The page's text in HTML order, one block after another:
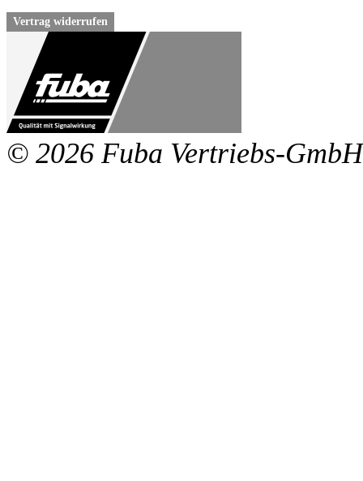
Vertrag widerrufen
© 2026 Fuba Vertriebs-GmbH